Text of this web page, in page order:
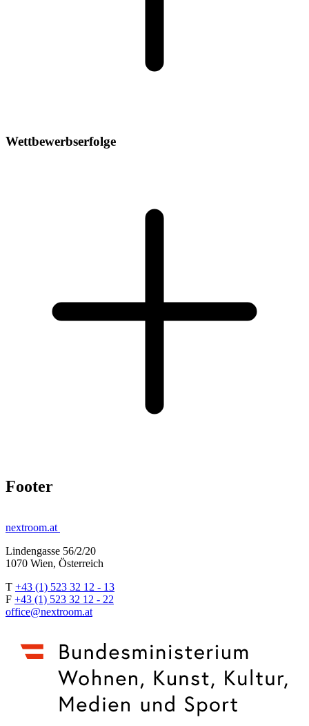
Wettbewerbserfolge
Footer
nextroom.at
Lindengasse 56/2/20
1070 Wien, Österreich
T +43 (1) 523 32 12 - 13
F +43 (1) 523 32 12 - 22
office@nextroom.at